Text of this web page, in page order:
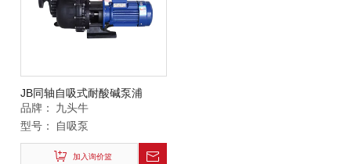
JB同轴自吸式耐酸碱泵浦
品牌：
九头牛
型号：
自吸泵
加入询价篮